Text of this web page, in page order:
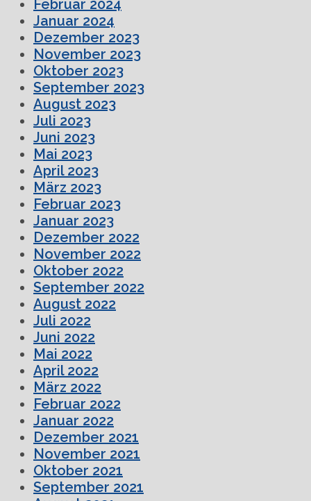
Februar 2024
Januar 2024
Dezember 2023
November 2023
Oktober 2023
September 2023
August 2023
Juli 2023
Juni 2023
Mai 2023
April 2023
März 2023
Februar 2023
Januar 2023
Dezember 2022
November 2022
Oktober 2022
September 2022
August 2022
Juli 2022
Juni 2022
Mai 2022
April 2022
März 2022
Februar 2022
Januar 2022
Dezember 2021
November 2021
Oktober 2021
September 2021